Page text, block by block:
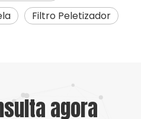
Filtro Peletizador
agora